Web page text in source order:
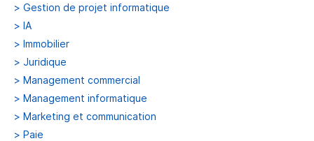
> Gestion de projet informatique
> IA
> Immobilier
> Juridique
> Management commercial
> Management informatique
> Marketing et communication
> Paie